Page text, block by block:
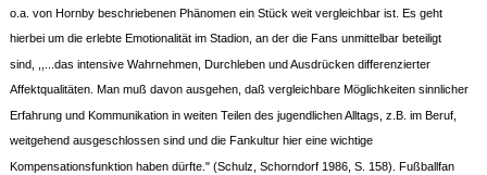
o.a. von Hornby beschriebenen Phänomen ein Stück weit vergleichbar ist. Es geht
hierbei um die erlebte Emotionalität im Stadion, an der die Fans unmittelbar beteiligt
sind, ,,...das intensive Wahrnehmen, Durchleben und Ausdrücken differenzierter
Affektqualitäten. Man muß davon ausgehen, daß vergleichbare Möglichkeiten sinnlicher
Erfahrung und Kommunikation in weiten Teilen des jugendlichen Alltags, z.B. im Beruf,
weitgehend ausgeschlossen sind und die Fankultur hier eine wichtige
Kompensationsfunktion haben dürfte." (Schulz, Schorndorf 1986, S. 158). Fußballfan